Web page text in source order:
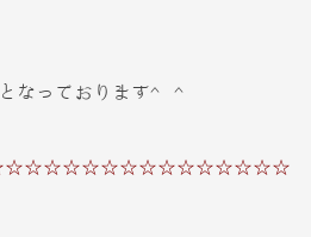
なっております^ ^